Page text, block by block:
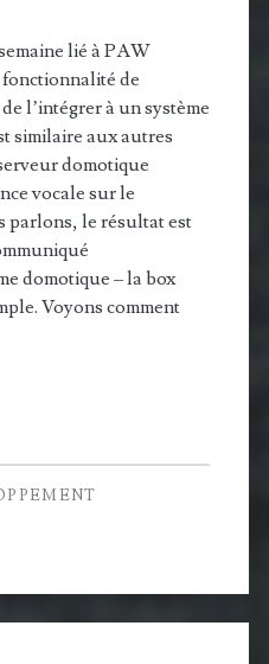
lié à PAW
de
l’intégrer à un système
similaire aux autres
domotique
vocale sur le
parlons, le résultat est
domotique – la box
Voyons comment